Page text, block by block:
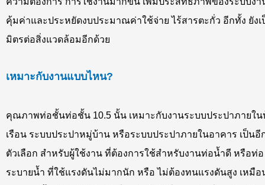
คุ้มค่าและประหยัดงบประมาณค่าใช้จ่าย ไร้สารตะกั่ว อีกทั้ง ยังเ
มิตรต่อสิ่งแวดล้อมอีกด้วย
เหมาะกับงานแบบไหน?
คุณภาพท่อชั้นท่อชั้น 10.5 นั้น เหมาะกับงานระบบประปาภายใน
เรือน ระบบประปาหมู่บ้าน หรือระบบประปาภายในอาคาร เป็นอี
ตัวเลือก สำหรับผู้ใช้งาน ที่ต้องการใช้สำหรับงานท่อน้ำดี หรือท่อ
ระบายน้ำ ที่ใช้แรงดันไม่มากนัก หรือ ไม่ต้องทนแรงดันสูง เหมือ